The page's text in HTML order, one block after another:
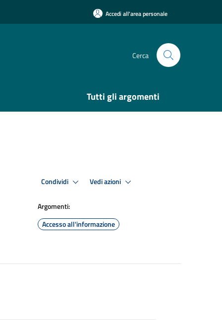
Accedi all'area personale
Cerca
Tutti gli argomenti
Condividi Vedi azioni
Argomenti:
Accesso all'informazione